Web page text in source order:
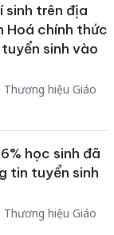
sinh trên địa
Hoá chính thức
sinh vào
Thương hiệu Giáo
học sinh đã
tin tuyển sinh
Thương hiệu Giáo